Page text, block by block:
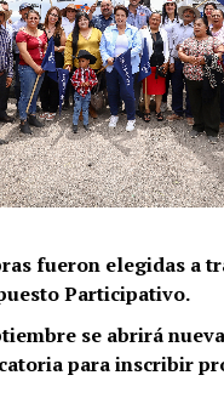
fueron elegidas a
Participativo.
se abrirá
para inscribir